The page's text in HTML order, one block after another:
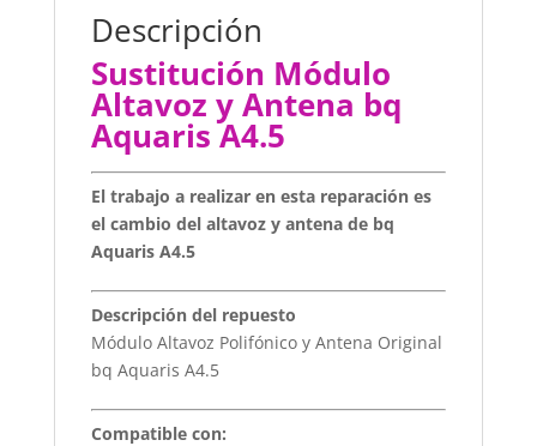
Descripción
Sustitución Módulo
Altavoz y Antena bq
Aquaris A4.5
El trabajo a realizar en esta reparación es
el cambio del altavoz y antena de bq
Aquaris A4.5
Descripción del repuesto
Módulo Altavoz Polifónico y Antena Original
bq Aquaris A4.5
Compatible con: